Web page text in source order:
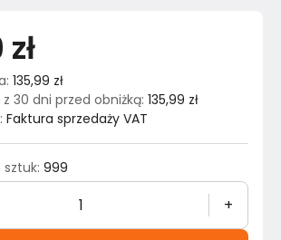
: 135,99 zł
30 dni przed obniżką: 135,99 zł
: Faktura sprzedaży VAT
sztuk: 999
+